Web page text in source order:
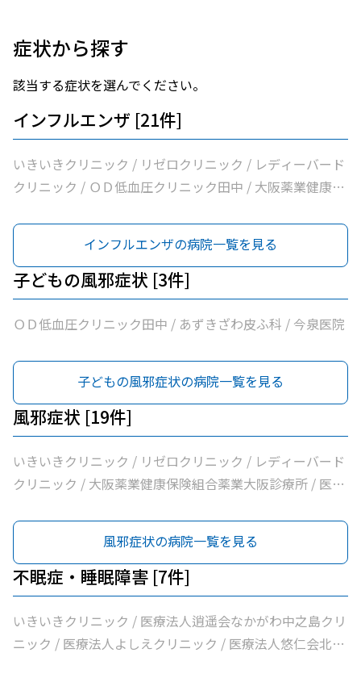
症状から探す
該当する症状を選んでください。
インフルエンザ [21件]
いきいきクリニック / リゼロクリニック / レディーバード
クリニック / ＯＤ低血圧クリニック田中 / 大阪薬業健康保
リニック / 岩間クリニック / 医療法人中田クリニック / 医
療法人よしえクリニック / 西沢クリニック / あずきざわ皮
ふ科 / エイゼンクリニック / 大橋クリニック / Ｍ’ｓクリニ
ック / 虎谷診療所 / 杉林内科クリニック / 北浜よしおか内
科クリニック / 曲直部クリニック / 今泉医院 / ＡＭＡＣｌ
インフルエンザの病院一覧を見る
子どもの風邪症状 [3件]
ＯＤ低血圧クリニック田中 / あずきざわ皮ふ科 / 今泉医院
子どもの風邪症状の病院一覧を見る
風邪症状 [19件]
いきいきクリニック / リゼロクリニック / レディーバード
クリニック / 大阪薬業健康保険組合薬業大阪診療所 / 医療
医療法人中田クリニック / 医療法人よしえクリニック / 西
沢クリニック / エイゼンクリニック / 大橋クリニック /
Ｍ’ｓクリニック / 虎谷診療所 / 杉林内科クリニック / 北浜
よしおか内科クリニック / 曲直部クリニック / 今泉医院 /
ＡＭＡＣｌｉｎｉｃ淡路町院 / 日本経済新聞社大阪本社診
療所
風邪症状の病院一覧を見る
不眠症・睡眠障害 [7件]
いきいきクリニック / 医療法人逍遥会なかがわ中之島クリ
ニック / 医療法人よしえクリニック / 医療法人悠仁会北浜